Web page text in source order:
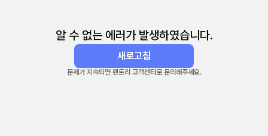
알 수 없는 에러가 발생하였습니다.
새로고침
문제가 지속되면 렌트리 고객센터로 문의해주세요.